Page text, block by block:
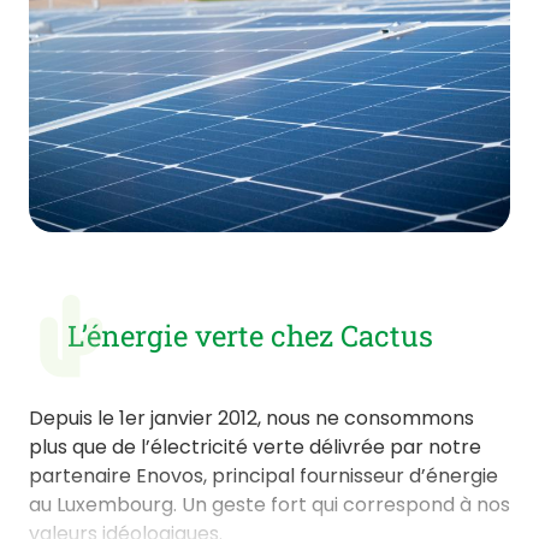
L’énergie verte chez Cactus
Depuis le 1er janvier 2012, nous ne consommons
plus que de l’électricité verte délivrée par notre
partenaire Enovos, principal fournisseur d’énergie
au Luxembourg. Un geste fort qui correspond à nos